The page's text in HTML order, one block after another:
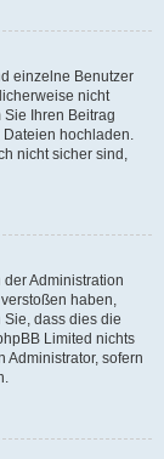
einzelne Benutzer
nicht
Ihren Beitrag
Dateien hochladen.
nicht sicher sind,
Administration
haben,
dass dies die
Limited nichts
Administrator, sofern